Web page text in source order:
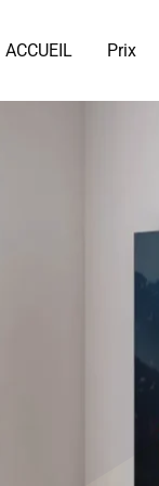
ACCUEIL Prix